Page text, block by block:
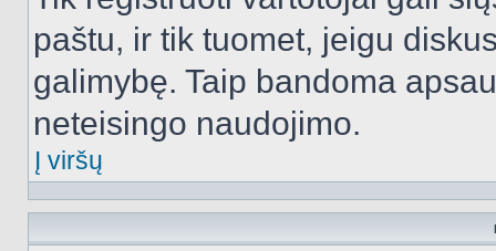
paštu, ir tik tuomet, jeigu
galimybę. Taip bandoma
neteisingo naudojimo.
Į viršų